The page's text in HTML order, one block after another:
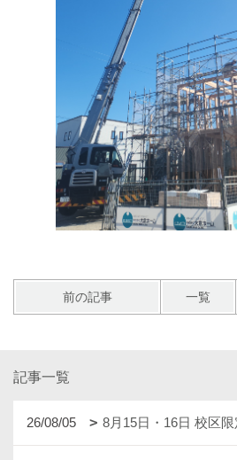
前の記事 一覧
記事一覧
26/08/05 8月15日・16日 校区